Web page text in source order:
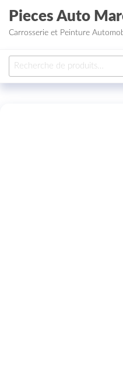
Aller au contenu
Pieces Auto
Carrosserie et Peinture
Recherche pour :